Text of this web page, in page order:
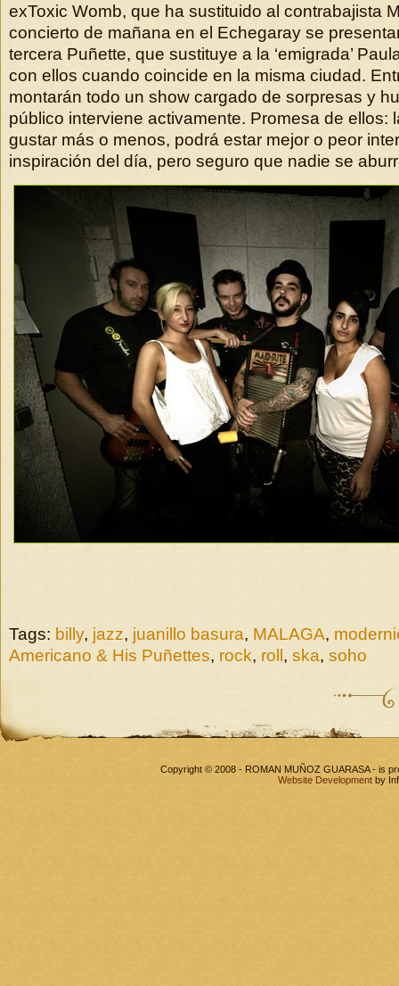
exToxic Womb, que ha sustituido al contrabajista
concierto de mañana en el Echegaray se
tercera Puñette, que sustituye a la ‘emigrada’
con ellos cuando coincide en la misma ciudad.
montarán todo un show cargado de sorpresas y
público interviene activamente. Promesa de ellos:
gustar más o menos, podrá estar mejor o peor
inspiración del día, pero seguro que nadie se
Tags: billy, jazz, juanillo basura, MALAGA,
Americano & His Puñettes, rock, roll , ska, soho
Copyright © 2008 - ROMAN MUÑOZ GUARASA - is
Website Development by